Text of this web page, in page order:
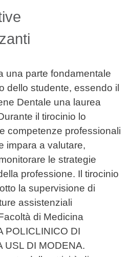
una parte fondamentale
dello studente, essendo il
Dentale una laurea
il tirocinio lo
competenze professionali
impara a valutare,
le strategie
professione. Il tirocinio
la supervisione di
assistenziali
di Medicina
POLICLINICO DI
USL DI MODENA.